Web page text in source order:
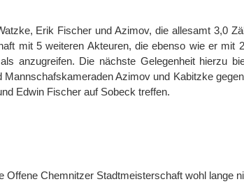
Erik Fischer und Azimov, die allesamt 3,0
mit 5 weiteren Akteuren, die ebenso wie er mit
anzugreifen. Die nächste Gelegenheit hierzu
Azimov und Kabitzke
Edwin Fischer auf Sobeck treffen.
Offene Chemnitzer Stadtmeisterschaft wohl lange